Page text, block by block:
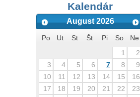
Kalendár
August 2026
Po Ut St Št Pi So
Ne
1
2
3
4 5 6 7 8
9
10
11 12 13 14 15
16
17
18 19 20 21 22
23